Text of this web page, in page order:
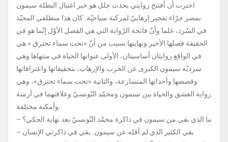
اخترت أن أفتتح روايتي بحدث جلل هو خبر اغتيال البطلة سيمون
بمصر جرّاء تفجير إرهابيّ لمركبة سياحيّة. كان هذا منطلقي المحبّذ
في السّرد، علما وأنّ فاتحة الرّواية التي هي الفصل الأوّل إنّما هو في
الحقيقة فصلها الأخير ونهايتها بسبب من أنّ «تحت سماء تحترق « هي
في الواقع روايتان أساسيتان، الأولى عنوانها الحياة في منتهاها وهي
سرديّة سيمون الكبرى عن الحرب والإرهاب، بتحقيقاتها واعترافاتها
وقصصها وأحداثها المتسارعة، والثانية «تحت سماء تحترق»، وهي
رواية العشق والحياة بين سيمون ومحمّد التّونسيّ وعلاقتهما في أزمنة
وأمكنة مختلفة.
– ما الذي بقي من سيمون في ذاكرة محمّد التّونسيّ بعد نهاية الحكي؟
– بقي الكثير الذي لم أقله عن سيمون. بقي في ذاكرتي الإنسان